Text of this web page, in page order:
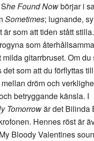
he Found Nowbörjar i
Sometimes; lugnande,
är som att tiden stått
som
gitarrbruset. Om du
som att du förflyttas
dröm och
betryggande känsla. I
Tomorrowär det Bilinda
Hennes röst är
Bloody Valentines